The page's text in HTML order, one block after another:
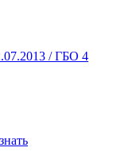
/ ГБО 4